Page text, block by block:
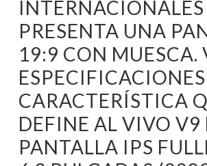
PRESENTA UNA
19:9 CON MUESCA.
CARACTERÍSTICA
DEFINE AL VIVO V9
PANTALLA IPS